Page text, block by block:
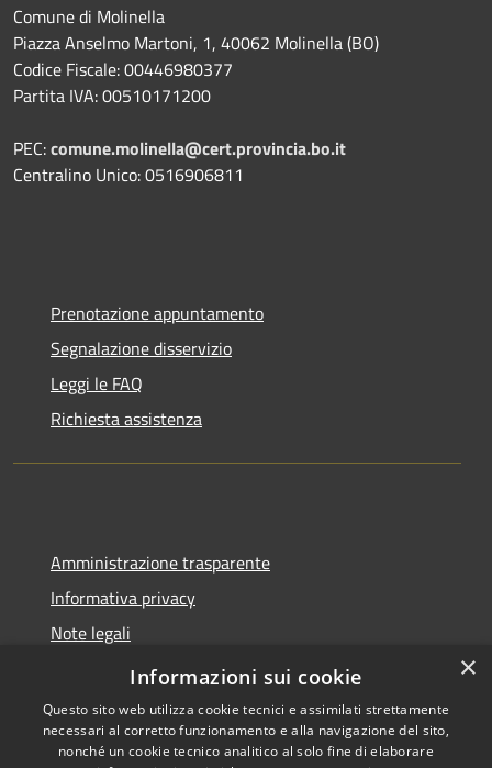
Comune di Molinella
Piazza Anselmo Martoni, 1, 40062 Molinella (BO)
Codice Fiscale: 00446980377
Partita IVA: 00510171200
PEC:comune.molinella@cert.provincia.bo.it
Centralino Unico: 0516906811
Prenotazione appuntamento
Segnalazione disservizio
Leggi le FAQ
Richiesta assistenza
Amministrazione trasparente
Informativa privacy
Note legali
Dichiarazione di accessibilità
×
Informazioni sui cookie
Questo sito web utilizza cookie tecnici e assimilati strettamente
necessari al corretto funzionamento e alla navigazione del sito,
nonché un cookie tecnico analitico al solo fine di elaborare